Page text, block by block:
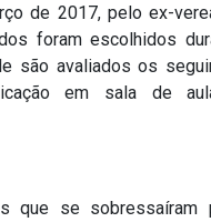
de 2017, pelo ex-
foram escolhidos
são avaliados os
em sala de
que se sobressaíram